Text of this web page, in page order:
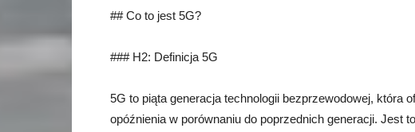
## Co to jest 5G?
### H2: Definicja 5G
5G to piąta generacja technologii bezprzewodowej, która
opóźnienia w porównaniu do poprzednich generacji. Jest